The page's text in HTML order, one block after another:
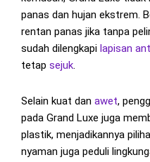
panas dan hujan ekstrem.
rentan panas jika tanpa
sudah dilengkapi lapisan
tetap sejuk.
Selain kuat dan awet,
pada Grand Luxe juga
plastik, menjadikannya
nyaman juga peduli